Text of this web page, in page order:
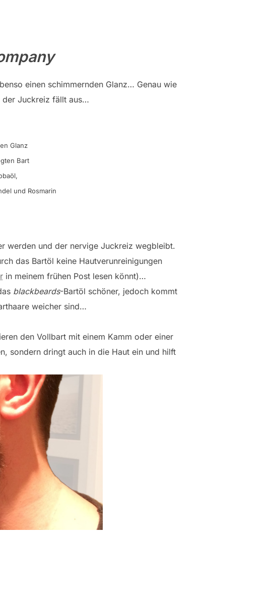
einen schimmernden Glanz… Genau wie
Juckreiz fällt aus…
Glanz
Bart
und Rosmarin
werden und der nervige Juckreiz wegbleibt.
das Bartöl keine Hautverunreinigungen
in meinem frühen Post lesen könnt)…
blackbeards-Bartöl schöner, jedoch kommt
weicher sind…
den Vollbart mit einem Kamm oder einer
sondern dringt auch in die Haut ein und hilft